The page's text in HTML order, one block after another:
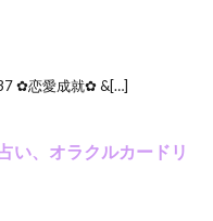
成就✿ &[…]
い、オラクルカードリ